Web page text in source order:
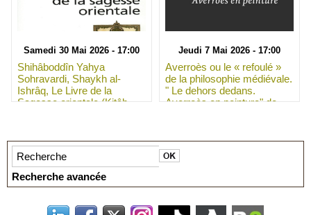
Samedi 30 Mai 2026 - 17:00
Shihâboddîn Yahya
Sohravardi, Shaykh al-
Ishrâq, Le Livre de la
Sagesse orientale (Kitâb
Ṣadrâ Shîrâzî.
Jeudi 7 Mai 2026 - 17:00
Averroès ou le « refoulé »
de la philosophie médiévale.
" Le dehors dedans.
Averroès en peinture" de
Recherche avancée